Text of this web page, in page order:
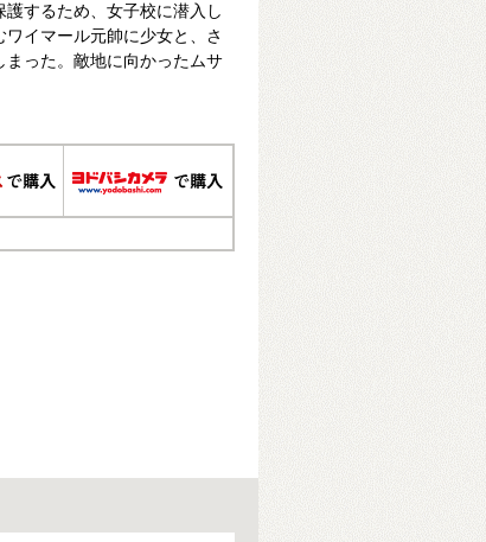
するため、女子校に潜入し
イマール元帥に少女と、さ
まった。敵地に向かったムサ